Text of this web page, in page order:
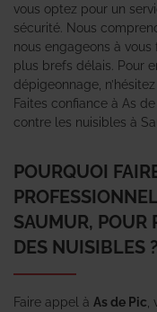
vous optez pour un
sécurité. Nous
nous engageons à
plus brefs délais. Pour
dépigeonnage,
Faites confiance à As
contre les nuisibles à
POURQUOI
SAUMUR, POUR
DES NUISIBLES ?
Faire appel à As de Pic